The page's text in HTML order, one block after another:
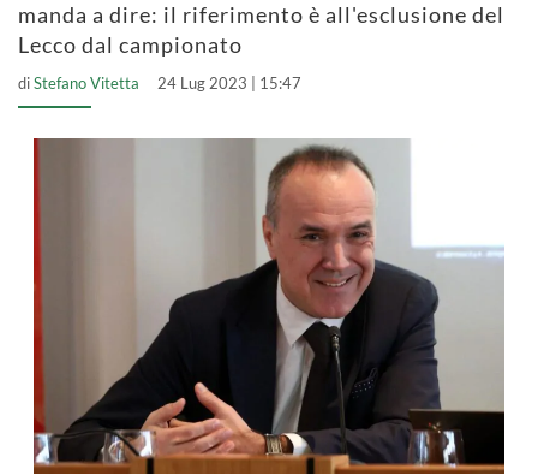
manda a dire: il riferimento è all'esclusione del
Lecco dal campionato
diStefano Vitetta 24 Lug 2023 | 15:47